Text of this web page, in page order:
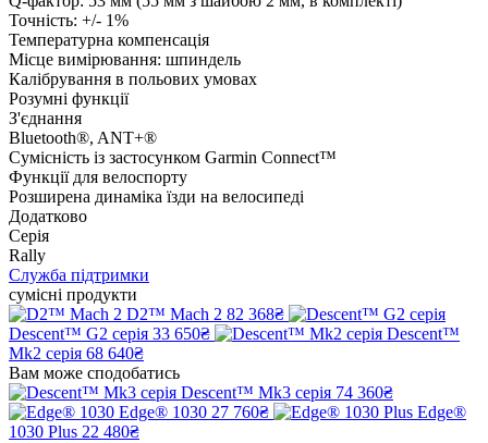
Точність: +/- 1%
Температурна компенсація
Місце вимірювання: шпиндель
Калібрування в польових умовах
Розумні функції
З'єднання
Bluetooth®, ANT+®
Сумісність із застосунком Garmin Connect™
Функції для велоспорту
Розширена динаміка їзди на велосипеді
Додатково
Серія
Rally
Служба підтримки
сумісні продукти
D2™ Mach 2 82 368₴
Descent™ G2 серія 33 650₴
Descent™
Mk2 серія 68 640₴
Вам може сподобатись
Descent™ Mk3 серія 74 360₴
Edge® 1030 27 760₴
Edge®
1030 Plus 22 480₴